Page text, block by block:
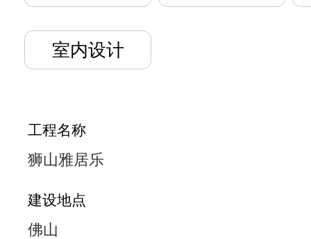
室内设计
工程名称
狮山雅居乐
建设地点
佛山